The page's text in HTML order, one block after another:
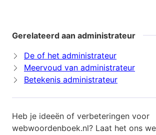
Gerelateerd aan administrateur
De of het administrateur
Meervoud van administrateur
Betekenis administrateur
Heb je ideeën of verbeteringen voor
webwoordenboek.nl? Laat het ons